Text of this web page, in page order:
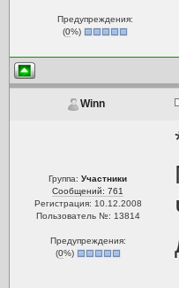
Предупреждения:
(0%)
Winn
Группа:Участники
Сообщений: 761
Регистрация: 10.12.2008
Пользователь №: 13814
Предупреждения:
(0%)